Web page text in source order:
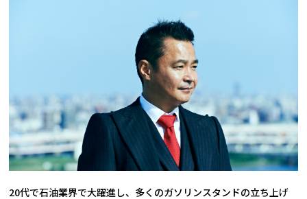
20代で石油業界で大躍進し、多くのガソリンスタンドの立ち上げ